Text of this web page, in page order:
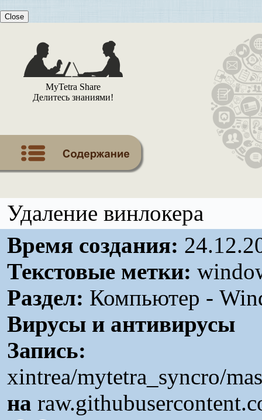
Close
MyTetra Share
Делитесь знаниями!
Удаление винлокера
Время создания:
Текстовые метки:
Раздел: Компьютер -
Вирусы и антивирусы
Запись:
xintrea/mytetra_syncro/
на